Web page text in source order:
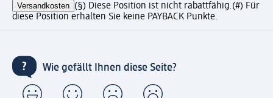
Versandkosten (§) Diese Position ist nicht rabattfähig.(#) Für
diese Position erhalten Sie keine PAYBACK Punkte.
Wie gefällt Ihnen diese Seite?